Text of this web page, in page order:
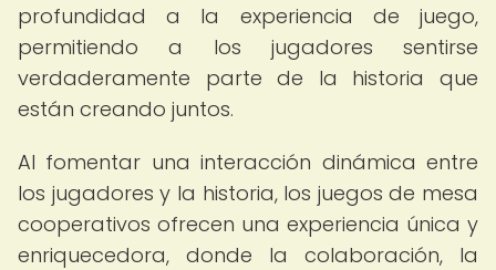
profundidad a la experiencia de juego,
permitiendo a los jugadores sentirse
verdaderamente parte de la historia que
están creando juntos.
Al fomentar una interacción dinámica entre
los jugadores y la historia, los juegos de mesa
cooperativos ofrecen una experiencia única y
enriquecedora, donde la colaboración, la